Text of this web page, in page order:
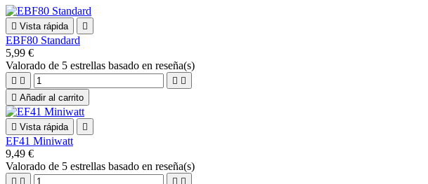
 Vista rápida 
EBF80 Standard
5,99 €
Valorado de 5 estrellas basado en reseña(s)
   
 Añadir al carrito
 Vista rápida 
EF41 Miniwatt
9,49 €
Valorado de 5 estrellas basado en reseña(s)
   